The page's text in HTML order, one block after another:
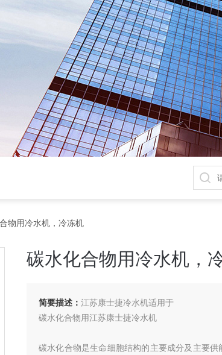
物用冷水机，冷冻机
碳水化合物用冷水机，
简要描述： 江苏康士捷冷水机适用于
碳水化合物用江苏康士捷冷水机
碳水化合物是生命细胞结构的主要成分及主要